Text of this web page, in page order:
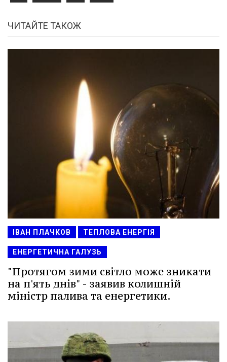
ЧИТАЙТЕ ТАКОЖ
ІВАН ПЛАЧКОВ ТЕПЛОВА ЕНЕРГІЯ
ЕНЕРГЕТИЧНА ГАЛУЗЬ
"Протягом зими світло може зникати
на п'ять днів" - заявив колишній
міністр палива та енергетики.